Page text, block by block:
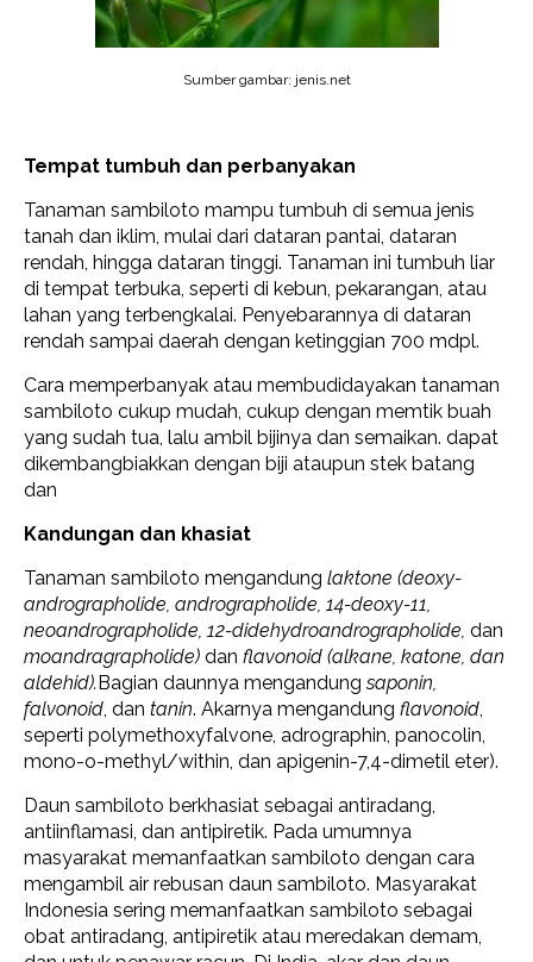
Sumber gambar: jenis.net
Tempat tumbuh dan perbanyakan
Tanaman sambiloto mampu tumbuh di semua jenis
tanah dan iklim, mulai dari dataran pantai, dataran
rendah, hingga dataran tinggi. Tanaman ini tumbuh liar
di tempat terbuka, seperti di kebun, pekarangan, atau
lahan yang terbengkalai. Penyebarannya di dataran
rendah sampai daerah dengan ketinggian 700 mdpl.
Cara memperbanyak atau membudidayakan tanaman
sambiloto cukup mudah, cukup dengan memtik buah
yang sudah tua, lalu ambil bijinya dan semaikan. dapat
dikembangbiakkan dengan biji ataupun stek batang
dan
Kandungan dan khasiat
Tanaman sambiloto mengandung laktone (deoxy-
andrographolide, andrographolide, 14-deoxy-11,
neoandrographolide, 12-didehydroandrographolide, dan
moandragrapholide) dan flavonoid (alkane, katone, dan
aldehid).Bagian daunnya mengandungsaponin,
falvonoid , dan tanin. Akarnya mengandung flavonoid
seperti polymethoxyfalvone, adrographin, panocolin,
mono-o-methyl/within, dan apigenin-7,4-dimetil eter).
Daun sambiloto berkhasiat sebagai antiradang,
antiinflamasi, dan antipiretik. Pada umumnya
masyarakat memanfaatkan sambiloto dengan cara
mengambil air rebusan daun sambiloto. Masyarakat
Indonesia sering memanfaatkan sambiloto sebagai
obat antiradang, antipiretik atau meredakan demam,